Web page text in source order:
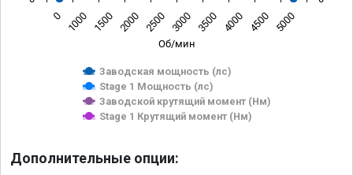
Об/мин
Заводская мощность (лс)
Stage 1 Мощность (лс)
Заводской крутящий момент (Нм)
Stage 1 Крутящий момент (Нм)
0 1000 1500 2000 2500 3000 3500 4000 4500 5000
Дополнительные опции: